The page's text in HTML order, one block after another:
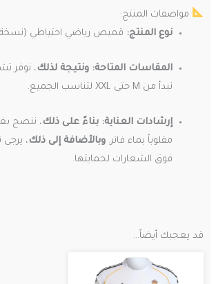
مواصفات المنتج:
نوع المنتج: قميص رياضي احتياطي (نسخة
المقاسات المتاحة: ونتيجة لذلك، نوفر
تبدأ من M حتى XXL لتناسب الجميع.
إرشادات العناية: بناءً على ذلك، ننصح
مقلوباً بماء فاتر.وبالأضافة إلى ذلك، يرجى
فوق الشعارات لحمايتها.
قد يعجبك أيضاً…